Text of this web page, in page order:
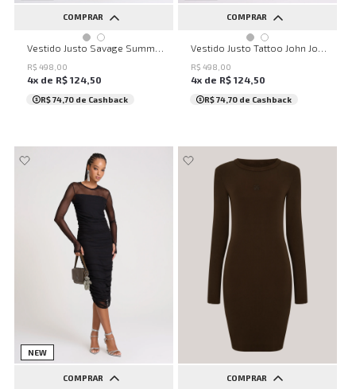
COMPRAR
PP P M G
R$ 498 00
4x de R$ 124 50
R$ 74,70 de Cashback
COMPRAR
PP P M G
R$ 498 00
4x de R$ 124 50
R$ 74,70 de Cashback
NEW
COMPRAR COMPRAR